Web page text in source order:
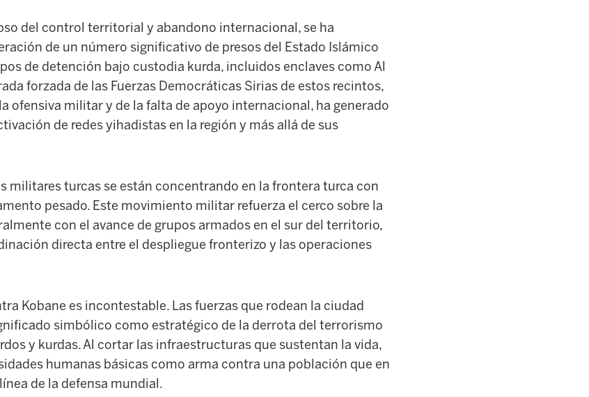
del control territorial y abandono internacional, se ha
de un número significativo de presos del Estado Islámico
de detención bajo custodia kurda, incluidos enclaves como Al
forzada de las Fuerzas Democráticas Sirias de estos recintos,
ofensiva militar y de la falta de apoyo internacional, ha generado
de redes yihadistas en la región y más allá de sus
militares turcas se están concentrando en la frontera turca con
pesado. Este movimiento militar refuerza el cerco sobre la
con el avance de grupos armados en el sur del territorio,
directa entre el despliegue fronterizo y las operaciones
Kobane es incontestable. Las fuerzas que rodean la ciudad
simbólico como estratégico de la derrota del terrorismo
y kurdas. Al cortar las infraestructuras que sustentan la vida,
humanas básicas como arma contra una población que en
de la defensa mundial.